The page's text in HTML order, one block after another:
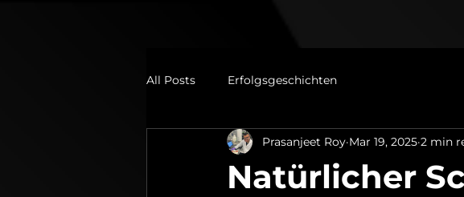
All Posts Erfolgsgeschichten
Natürlicher
Prasanjeet Roy Mar 19, 2025 2 min